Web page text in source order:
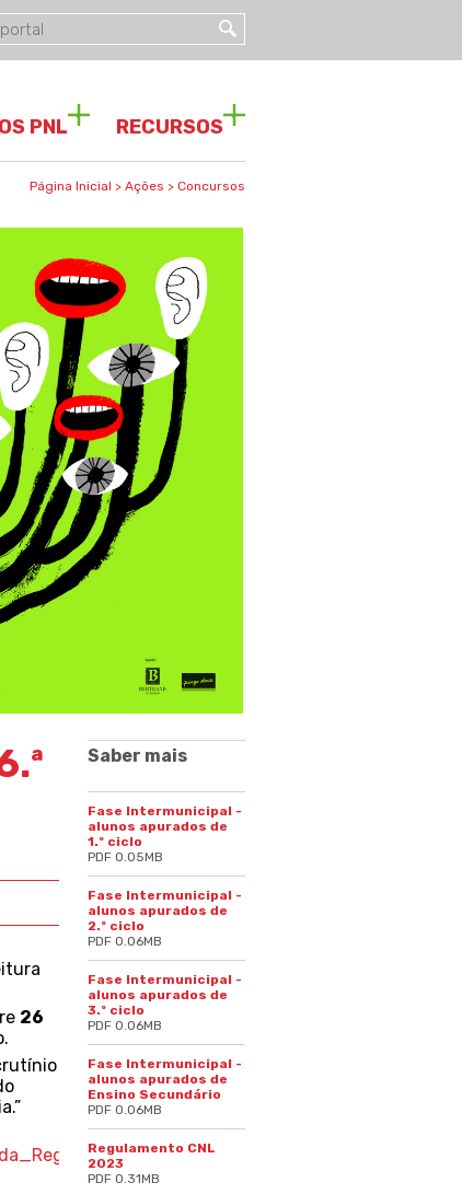
RECURSOS
PNL
Página Inicial > Ações > Concursos
26
Saber mais
Fase Intermunicipal -
alunos apurados de
1.º ciclo
PDF 0.05MB
Fase Intermunicipal -
alunos apurados de
2.º ciclo
PDF 0.06MB
Fase Intermunicipal -
alunos apurados de
3.º ciclo
PDF 0.06MB
Fase Intermunicipal -
alunos apurados de
Ensino Secundário
PDF 0.06MB
Regulamento CNL
2023
PDF 0.31MB